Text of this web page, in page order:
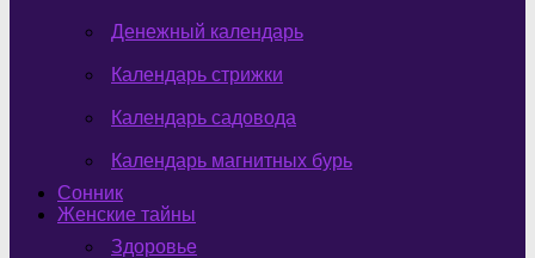
Денежный календарь
Календарь стрижки
Календарь садовода
Календарь магнитных бурь
Сонник
Женские тайны
Здоровье